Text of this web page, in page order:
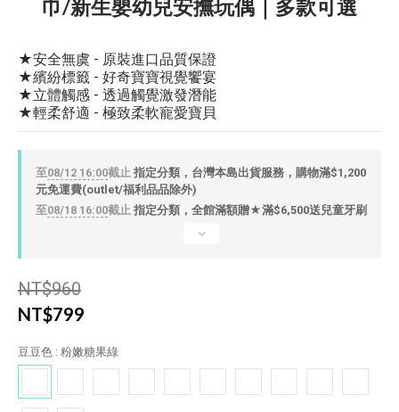
巾/新生嬰幼兒安撫玩偶｜多款可選
★安全無虞 - 原裝進口品質保證
★繽紛標籤 - 好奇寶寶視覺饗宴
★立體觸感 - 透過觸覺激發潛能
★輕柔舒適 - 極致柔軟寵愛寶貝
至08/12 16:00截止 指定分類，台灣本島出貨服務，購物滿$1,200
元免運費(outlet/福利品品除外)
至08/18 16:00截止 指定分類，全館滿額贈★滿$6,500送兒童牙刷
NT$960
NT$799
豆豆色 : 粉嫩糖果綠